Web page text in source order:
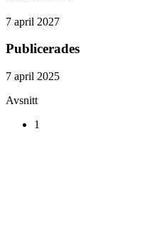
7 april 2027
Publicerades
7 april 2025
Avsnitt
1